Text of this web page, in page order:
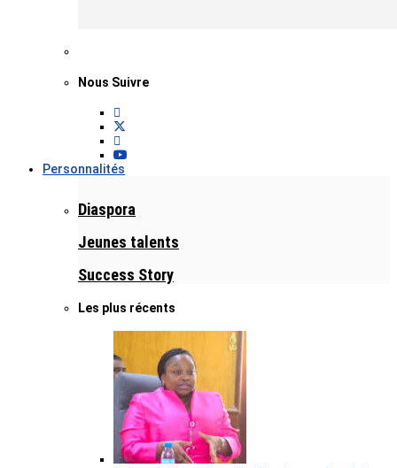
Nous Suivre
Personnalités
Diaspora
Jeunes talents
Success Story
Les plus récents